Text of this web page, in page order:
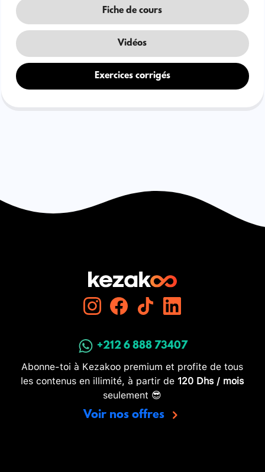
Fiche de cours
Vidéos
Exercices corrigés
+212 6 888 73407
Abonne-toi à Kezakoo premium et profite de tous
les contenus en illimité, à partir de 120 Dhs / mois
seulement 😎
Voir nos offres